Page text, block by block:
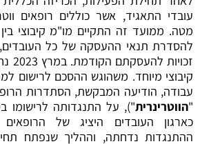
עובדי התאגיד, אשר כוללים רופאים
מטה. ממועד זה התקיים מו"מ קיבוצי
להסדרת תנאי ההעסקה של כל
קיבוצי מיוחד. משהוגש ההסכם לרישום
עבודה, הודיעה המבקשת, הסתדרות
"הווטרינרית"), על התנגדותה לרישומו
כארגון העובדים היציג של הרופאים
ההתנגדות נדחתה, וההליך שנפתח